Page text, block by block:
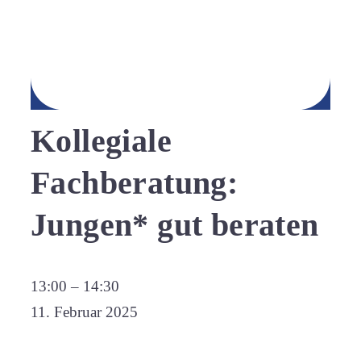
Kollegiale
Fachberatung:
Jungen* gut beraten
Kollegiale
Fachberatung:
13:00 – 14:30
11. Februar 2025